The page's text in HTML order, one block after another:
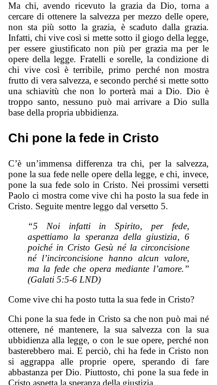
Ma chi, avendo ricevuto la grazia da Dio, torna a
cercare di ottenere la salvezza per mezzo delle opere,
non sta più sotto la grazia, è scaduto dalla grazia.
Infatti, chi vive così si mette sotto il giogo della legge,
per essere giustificato non più per grazia ma per le
opere della legge. Fratelli e sorelle, la condizione di
chi vive così è terribile, primo perché non mostra
frutto di vera salvezza, e secondo perché si mette sotto
una schiavitù che non lo porterà mai a Dio. Dio è
troppo santo, nessuno può mai arrivare a Dio sulla
base della propria ubbidienza.
Chi pone la fede in Cristo
C’è un’immensa differenza tra chi, per la salvezza,
pone la sua fede nelle opere della legge, e chi, invece,
pone la sua fede solo in Cristo. Nei prossimi versetti
Paolo ci mostra come vive chi ha posto la sua fede in
Cristo. Seguite mentre leggo dal versetto 5.
“5 Noi infatti in Spirito, per fede,
aspettiamo la speranza della giustizia, 6
poiché in Cristo Gesù né la circoncisione
né l’incirconcisione hanno alcun valore,
ma la fede che opera mediante l’amore.”
(Galati 5:5-6 LND)
Come vive chi ha posto tutta la sua fede in Cristo?
Chi pone la sua fede in Cristo sa che non può mai né
ottenere, né mantenere, la sua salvezza con la sua
ubbidienza alla legge, o con le sue opere, perché non
basterebbero mai. E perciò, chi ha fede in Cristo non
si aggrappa alle proprie opere, sperando di fare
abbastanza per Dio. Piuttosto, chi pone la sua fede in
Cristo aspetta la speranza della giustizia.